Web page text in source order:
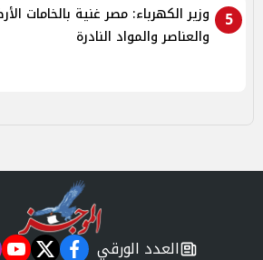
5
وزير الكهرباء: مصر غنية بالخامات
والعناصر والمواد النادرة
العدد الورقي